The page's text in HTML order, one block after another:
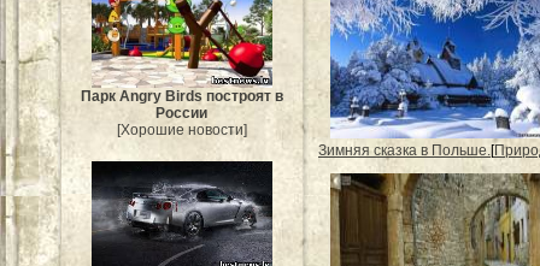
Парк Angry Birds построят в
России
[Хорошие новости]
Зимняя сказка в Польше.[